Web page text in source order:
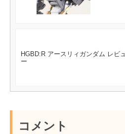
HGBD:R アースリィガンダム レビュ
ー
コメント